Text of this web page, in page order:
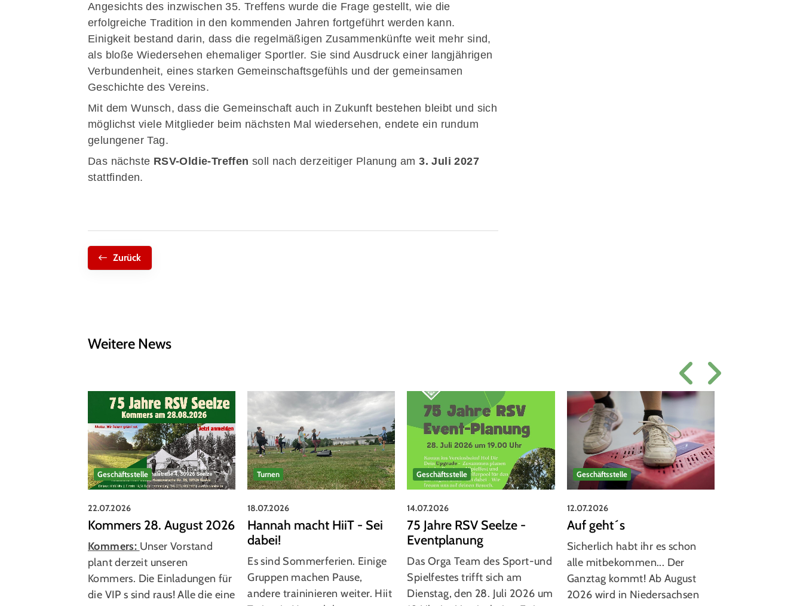
Angesichts des inzwischen 35. Treffens wurde die Frage gestellt, wie die
erfolgreiche Tradition in den kommenden Jahren fortgeführt werden kann.
Einigkeit bestand darin, dass die regelmäßigen Zusammenkünfte weit mehr sind,
als bloße Wiedersehen ehemaliger Sportler. Sie sind Ausdruck einer langjährigen
Verbundenheit, eines starken Gemeinschaftsgefühls und der gemeinsamen
Geschichte des Vereins.
Mit dem Wunsch, dass die Gemeinschaft auch in Zukunft bestehen bleibt und sich
möglichst viele Mitglieder beim nächsten Mal wiedersehen, endete ein rundum
gelungener Tag.
Das nächste RSV-Oldie-Treffen soll nach derzeitiger Planung am3. Juli 2027
stattfinden.
Zurück
Weitere News
Geschäftsstelle
22.07.2026
Kommers 28. August 2026
Kommers: Unser Vorstand
plant derzeit unseren
Kommers. Die Einladungen für
die VIP s sind raus! Alle die eine
Turnen
18.07.2026
Hannah macht HiiT - Sei
dabei!
Es sind Sommerferien. Einige
Gruppen machen Pause,
andere traininieren weiter. Hiit
Geschäftsstelle
14.07.2026
75 Jahre RSV Seelze -
Eventplanung
Das Orga Team des Sport-und
Spielfestes trifft sich am
Dienstag, den 28. Juli 2026 um
Geschäftsstelle
12.07.2026
Auf geht´s
Sicherlich habt ihr es schon
alle mitbekommen... Der
Ganztag kommt! Ab August
2026 wird in Niedersachsen